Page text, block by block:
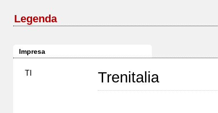
Legenda
Impresa
TI Trenitalia